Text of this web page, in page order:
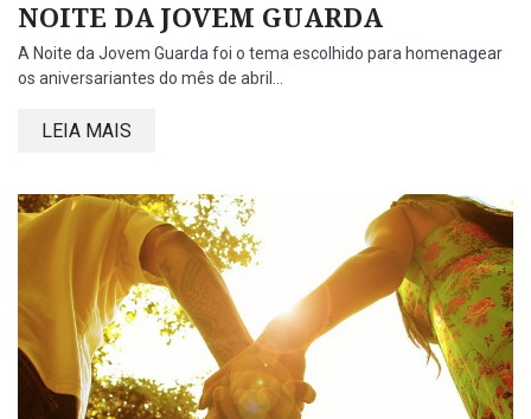
NOITE DA JOVEM GUARDA
A Noite da Jovem Guarda foi o tema escolhido para homenagear
os aniversariantes do mês de abril...
LEIA MAIS